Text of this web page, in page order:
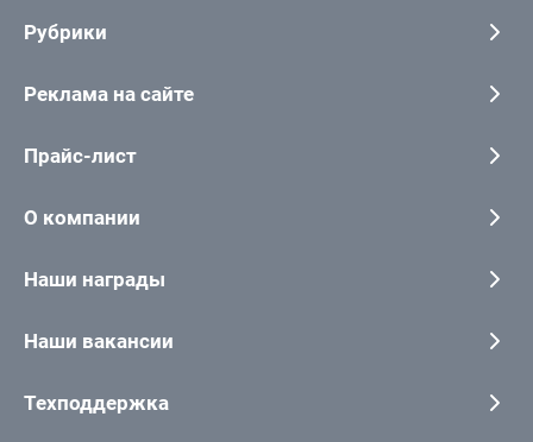
Рубрики
Реклама на сайте
Прайс-лист
О компании
Наши награды
Наши вакансии
Техподдержка